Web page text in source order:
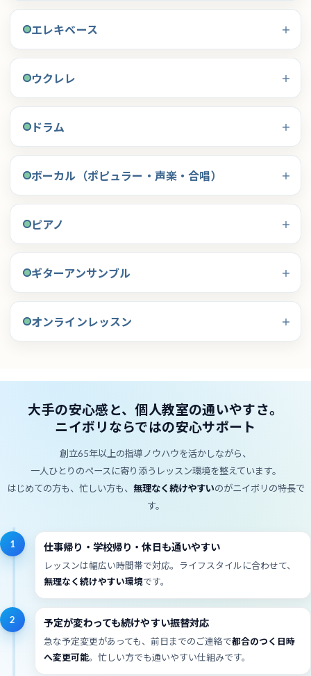
エレキベース
ウクレレ
ドラム
ボーカル（ポピュラー・声楽・合唱）
ピアノ
ギターアンサンブル
オンラインレッスン
大手の安心感と、個人教室の通いやすさ。
ニイボリならではの安心サポート
創立65年以上の指導ノウハウを活かしながら、
一人ひとりのペースに寄り添うレッスン環境を整えています。
はじめての方も、忙しい方も、 無理なく続けやすいのがニイボリの特長で
す。
1 仕事帰り・学校帰り・休日も通いやすい
レッスンは幅広い時間帯で対応。ライフスタイルに合わせて、
無理なく続けやすい環境です。
2 予定が変わっても続けやすい振替対応
急な予定変更があっても、前日までのご連絡で都合のつく日時
へ変更可能。忙しい方でも通いやすい仕組みです。